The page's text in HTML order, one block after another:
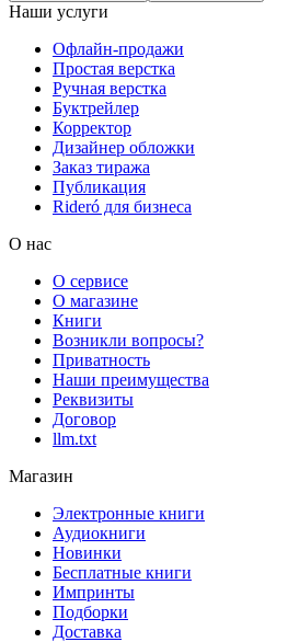
Наши услуги
Офлайн-продажи
Простая верстка
Ручная верстка
Буктрейлер
Корректор
Дизайнер обложки
Заказ тиража
Публикация
Rideró для бизнеса
О нас
О сервисе
О магазине
Книги
Возникли вопросы?
Приватность
Наши преимущества
Реквизиты
Договор
llm.txt
Магазин
Электронные книги
Аудиокниги
Новинки
Бесплатные книги
Импринты
Подборки
Доставка